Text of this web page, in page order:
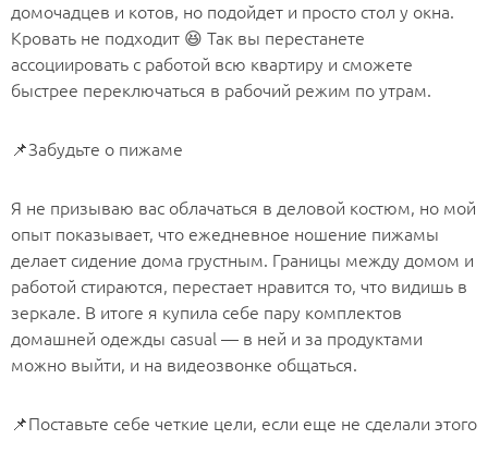
домочадцев и котов, но подойдет и просто стол у окна.
Кровать не подходит 😆 Так вы перестанете
ассоциировать с работой всю квартиру и сможете
быстрее переключаться в рабочий режим по утрам.
📌Забудьте о пижаме
Я не призываю вас облачаться в деловой костюм, но мой
опыт показывает, что ежедневное ношение пижамы
делает сидение дома грустным. Границы между домом и
работой стираются, перестает нравится то, что видишь в
зеркале. В итоге я купила себе пару комплектов
домашней одежды casual — в ней и за продуктами
можно выйти, и на видеозвонке общаться.
📌Поставьте себе четкие цели, если еще не сделали этого